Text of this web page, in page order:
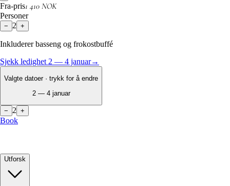
Fra-pris1 410 NOK
Personer
− 2 +
Inkluderer basseng og frokostbuffé
Sjekk ledighet 2 — 4 januar→
Valgte datoer · trykk for å endre
2 — 4 januar
− 2 +
Book
Utforsk